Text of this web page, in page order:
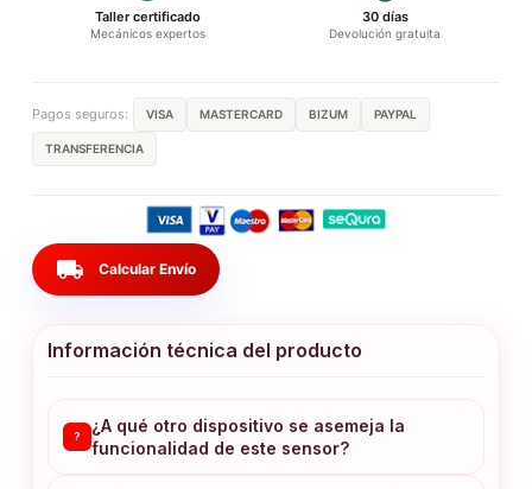
Taller certificado
Mecánicos expertos
30 días
Devolución gratuita
Pagos seguros: VISA MASTERCARD BIZUM PAYPAL
TRANSFERENCIA
local_shipping Calcular Envío
Información técnica del producto
?
¿A qué otro dispositivo se asemeja la
funcionalidad de este sensor?